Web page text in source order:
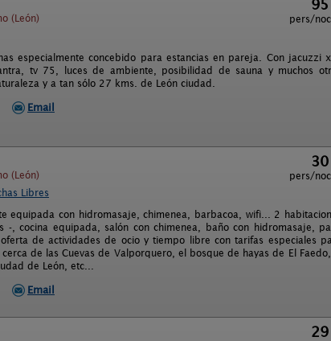
(León)
pers/
especialmente concebido para estancias en pareja. Con jacuzzi
tv 75, luces de ambiente, posibilidad de sauna y muchos
y a tan sólo 27 kms. de León ciudad.
Email
(León)
pers/
Libres
equipada con hidromasaje, chimenea, barbacoa, wifi... 2
, cocina equipada, salón con chimenea, baño con hidromasaje,
de actividades de ocio y tiempo libre con tarifas especiales
de las Cuevas de Valporquero, el bosque de hayas de El
de León, etc...
Email